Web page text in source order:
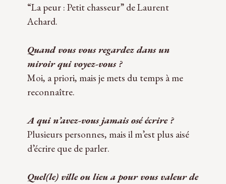
“La peur : Petit chas­seur” de Laurent
Achard.
Quand vous vous regar­dez dans un
miroir qui voyez-vous ?
Moi, a priori, mais je mets du temps à me
reconnaître.
A qui n’avez-vous jamais osé écrire ?
Plu­sieurs per­sonnes, mais il m’est plus aisé
d’écrire que de parler.
Quel(le) ville ou lieu a pour vous valeur de